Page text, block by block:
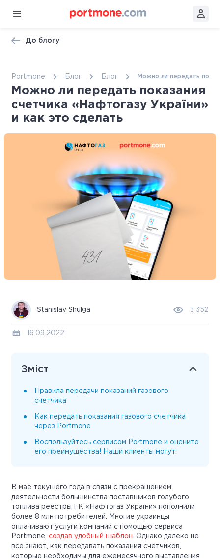
До блогу
Portmone Блог Блог Можно ли передать
Можно ли передать показания
счетчика «Нафтогазу України»
и как это сделать
Stanislav Shulga 3 352
16.09.2022
Зміст
Правила передачи показаний газового
счетчика
Как передать показания газового счетчика
через Portmone
Воспользуйтесь сервисом Portmone и оцените
его преимущества! Наши клиенты могут:
В мае текущего года в связи с прекращением
деятельности большинства поставщиков голубого
топлива реестры ГК «Нафтогаз України» пополнили
более 8 млн потребителей. Многие украинцы
оплачивают услуги компании с помощью сервиса
Portmone, создав удобный шаблон
. Однако далеко не
все знают, как передавать показания счетчиков,
которые необходимы для ежемесячного выставления